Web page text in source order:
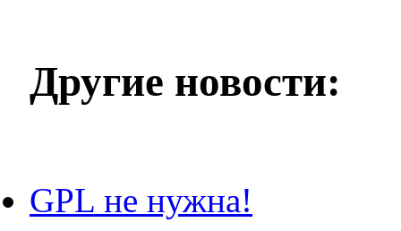
Другие новости:
GPL не нужна!